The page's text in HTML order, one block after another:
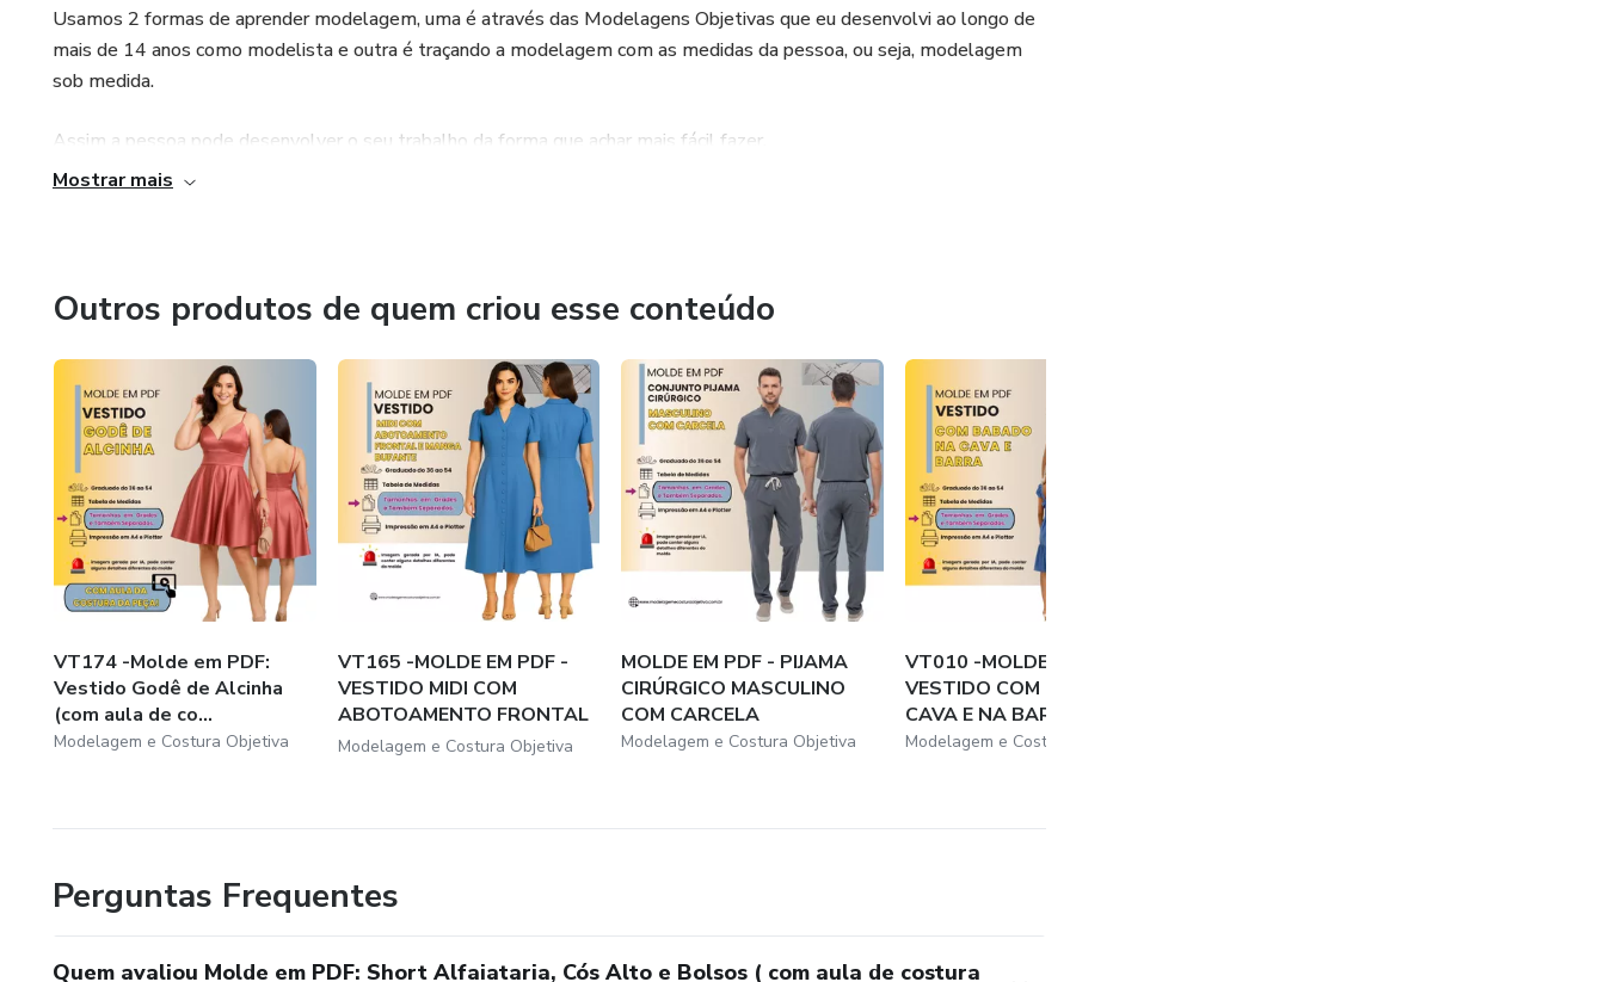
Usamos 2 formas de aprender modelagem, uma é através das Modelagens Objetivas que eu desenvolvi ao longo de
mais de 14 anos como modelista e outra é traçando a modelagem com as medidas da pessoa, ou seja, modelagem
sob medida.
Assim a pessoa pode desenvolver o seu trabalho da forma que achar mais fácil fazer.
Mostrar mais
Outros produtos de quem criou esse conteúdo
VT174 -Molde em PDF:
Vestido Godê de Alcinha
(com aula de co...
Modelagem e Costura Objetiva
VT165 -MOLDE EM PDF -
VESTIDO MIDI COM
ABOTOAMENTO FRONTAL
E...
Modelagem e Costura Objetiva
MOLDE EM PDF - PIJAMA
CIRÚRGICO MASCULINO
COM CARCELA
Modelagem e Costura Objetiva
VT010 -MOLDE PDF -
VESTIDO COM BABADO NA
CAVA E NA BARRA.
Modelagem e Costura Objetiva
Perguntas Frequentes
Quem avaliou Molde em PDF: Short Alfaiataria, Cós Alto e Bolsos ( com aula de costura